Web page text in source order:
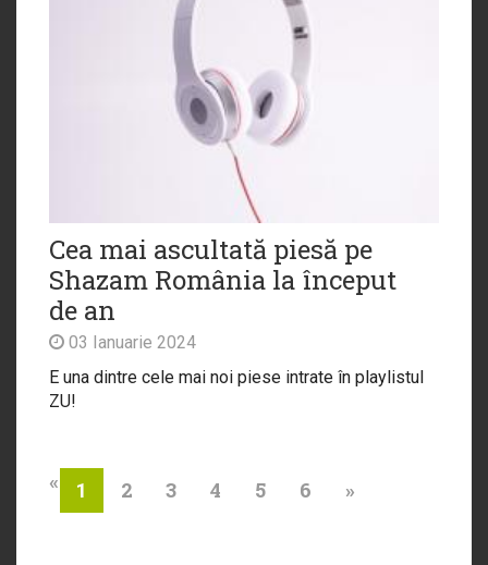
Cea mai ascultată piesă pe
Shazam România la început
de an
03 Ianuarie 2024
E una dintre cele mai noi piese intrate în playlistul
ZU!
« 1 2 3 4 5 6 »